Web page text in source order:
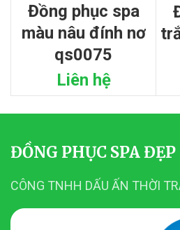
đồng phục spa
màu nâu đính nơ
qs0075
Liên hệ
đồng
ĐỒNG PHỤC SPA ĐẸP
CÔNG TNHH DẤU ẤN THỜI